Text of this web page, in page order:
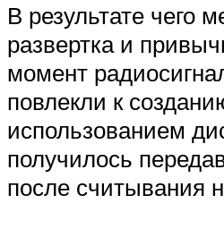
В результате чего
развертка и
момент
повлекли к
использованием
получилось
после считывания